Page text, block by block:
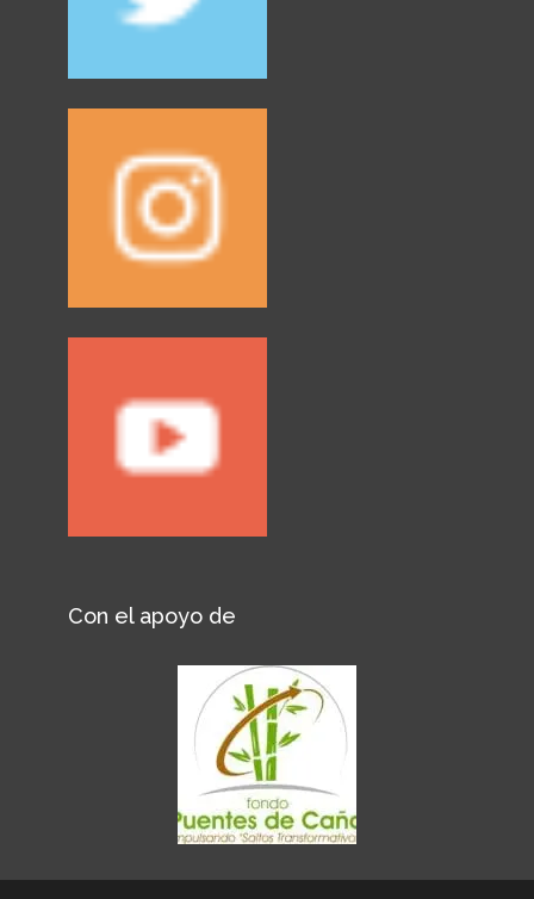
Con el apoyo de